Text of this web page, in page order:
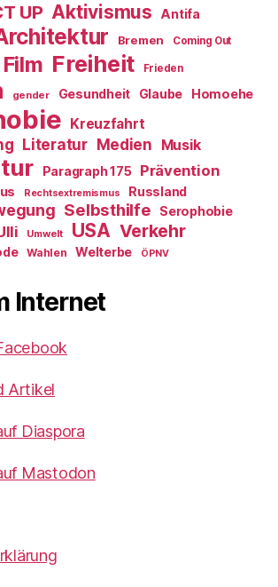
UP Aktivismus Antifa
Bremen Coming Out
Film Freiheit Frieden
gender Gesundheit Glaube Homoehe
Kreuzfahrt
Literatur Medien Musik
Paragraph 175
Prävention
Rechtsextremismus Russland
Selbsthilfe Serophobie
Umwelt USA Verkehr
Wahlen Welterbe ÖPNV
Internet
Artikel
Diaspora
Mastodon